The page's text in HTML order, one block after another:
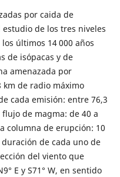
por caida de
de los tres niveles
últimos 14 000 años
de isópacas y de
amenazada por
km de radio máximo
cada emisión: entre 76,3
de magma: de 40 a
columna de erupción: 10
de cada uno de
del viento que
E y S71° W, en sentido